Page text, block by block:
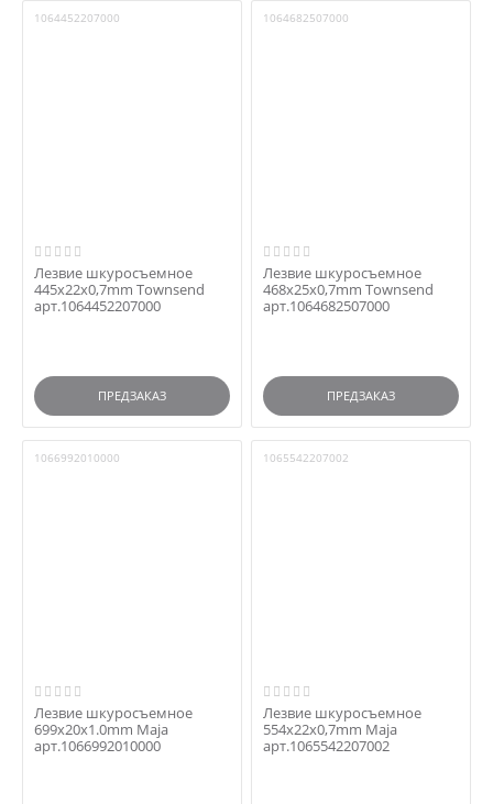
1064452207000
Лезвие шкуросъемное
445x22x0,7mm Townsend
арт.1064452207000
ПРЕДЗАКАЗ
1064682507000
Лезвие шкуросъемное
468x25x0,7mm Townsend
арт.1064682507000
ПРЕДЗАКАЗ
1066992010000
Лезвие шкуросъемное
699x20x1.0mm Maja
арт.1066992010000
1065542207002
Лезвие шкуросъемное
554x22x0,7mm Maja
арт.1065542207002